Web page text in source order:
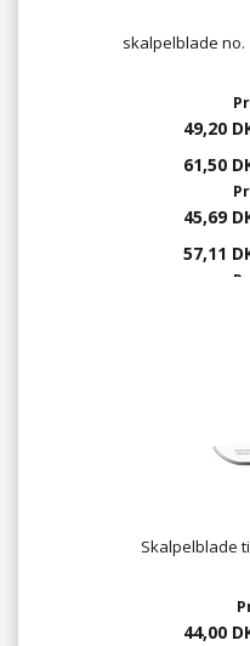
skalpelblade no.
49,20
61,50
45,69
57,11
Skalpelblade
44,00